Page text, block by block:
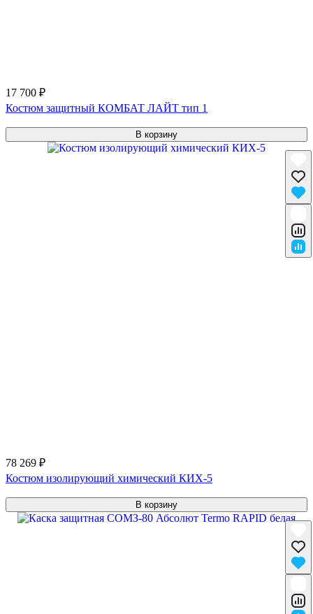
17 700 ₽
Костюм защитный КОМБАТ ЛАЙТ тип 1
В корзину
78 269 ₽
Костюм изолирующий химический КИХ-5
В корзину